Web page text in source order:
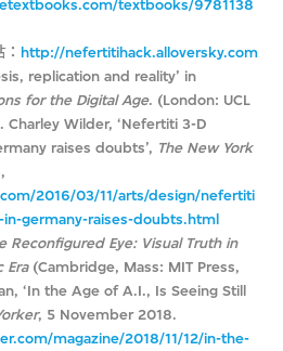
textbooks/9781138
http://nefertitihack.alloversky.com
replication and reality’ in
for the Digital Age. (London: UCL
Charley Wilder, ‘Nefertiti 3-D
raises doubts’, The New York
2016/03/11/arts/design/nefertiti
germany-raises-doubts.html
Reconfigured Eye: Visual Truth in
Era(Cambridge, Mass: MIT Press,
‘In the Age of A.I., Is Seeing Still
, 5 November 2018.
magazine/2018/11/12/in-the-